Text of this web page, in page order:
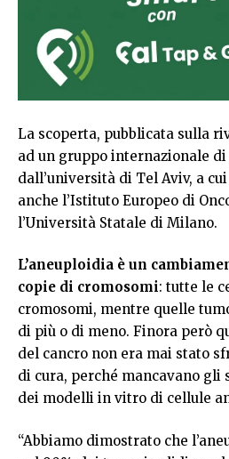
La scoperta, pubblicata sulla
ad un gruppo internazionale
dall’università di Tel Aviv, a
anche l’Istituto Europeo di
l’Università Statale di Milano.
L’aneuploidia è un
copie di cromosomi: tutte le
cromosomi, mentre quelle
di più o di meno. Finora però
del cancro non era mai stato
di cura, perché mancavano gli
dei modelli in vitro di cellule
“Abbiamo dimostrato che